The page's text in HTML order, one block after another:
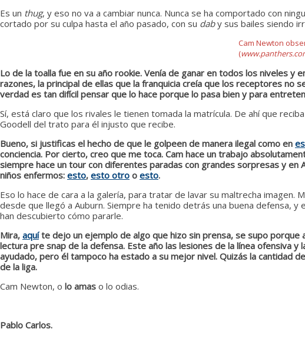
Es un thug, y eso no va a cambiar nunca. Nunca se ha comportado con
cortado por su culpa hasta el año pasado, con su daby sus bailes siendo
Cam Newton
(
Lo de la toalla fue en su año rookie. Venía de ganar en todos los niveles
razones, la principal de ellas que la franquicia creía que los receptores no
verdad es tan difícil pensar que lo hace porque lo pasa bien y para
Sí, está claro que los rivales le tienen tomada la matrícula. De ahí que
Goodell del trato para él injusto que recibe.
Bueno, si justificas el hecho de que le golpeen de manera ilegal como en
conciencia. Por cierto, creo que me toca. Cam hace un trabajo
siempre hace un tour con diferentes paradas con grandes sorpresas y
niños enfermos: esto, esto otro o esto.
Eso lo hace de cara a la galería, para tratar de lavar su maltrecha imagen.
desde que llegó a Auburn. Siempre ha tenido detrás una buena defensa,
han descubierto cómo pararle.
Mira, aquíte dejo un ejemplo de algo que hizo sin prensa, se supo porque
lectura pre snap de la defensa. Este año las lesiones de la línea ofensiva
ayudado, pero él tampoco ha estado a su mejor nivel. Quizás la cantidad
de la liga.
Cam Newton, o lo amas o lo odias.
Pablo Carlos.